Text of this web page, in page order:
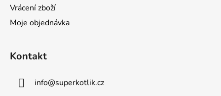
Vrácení zboží
Moje objednávka
Kontakt
info@superkotlik.cz